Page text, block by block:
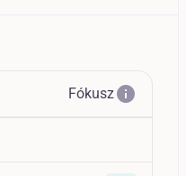
Fókuszinfo